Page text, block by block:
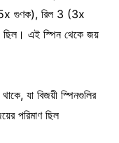
গুণক), রিল 3 (3x
এই স্পিন থেকে জয়
যা বিজয়ী স্পিনগুলির
পরিমাণ ছিল